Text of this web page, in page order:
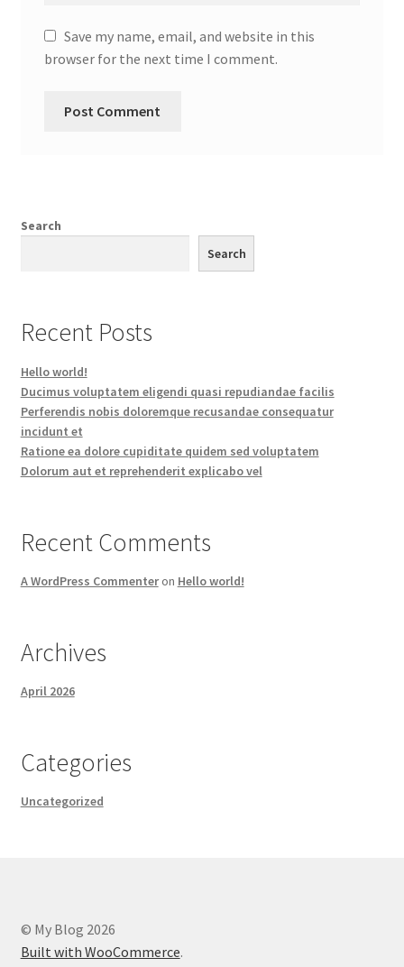
Save my name, email, and website in this
browser for the next time I comment.
Search
Search
Recent Posts
Hello world!
Ducimus voluptatem eligendi quasi repudiandae facilis
Perferendis nobis doloremque recusandae consequatur
incidunt et
Ratione ea dolore cupiditate quidem sed voluptatem
Dolorum aut et reprehenderit explicabo vel
Recent Comments
A WordPress Commenteron Hello world!
Archives
April 2026
Categories
Uncategorized
© My Blog 2026
Built with WooCommerce.